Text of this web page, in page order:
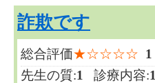
詐欺です
総合評価★☆☆☆☆ 1
先生の質:1 診療内容:1